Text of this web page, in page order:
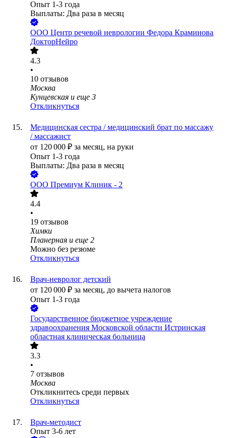
Опыт 1-3 года
Выплаты: Два раза в месяц
ООО Центр речевой неврологии Федора Краминова
ДокторНейро
4.3
•
10 отзывов
Москва
Кунцевская и еще 3
Откликнуться
Медицинская сестра / медицинский брат по массажу
/ массажист
от 120 000 ₽ за месяц, на руки
Опыт 1-3 года
Выплаты: Два раза в месяц
ООО Премиум Клиник - 2
4.4
•
19 отзывов
Химки
Планерная и еще 2
Можно без резюме
Откликнуться
Врач-невролог детский
от 120 000 ₽ за месяц, до вычета налогов
Опыт 1-3 года
Государственное бюджетное учреждение
здравоохранения Московской области Истринская
областная клиническая больница
3.3
•
7 отзывов
Москва
Откликнитесь среди первых
Откликнуться
Врач-методист
Опыт 3-6 лет